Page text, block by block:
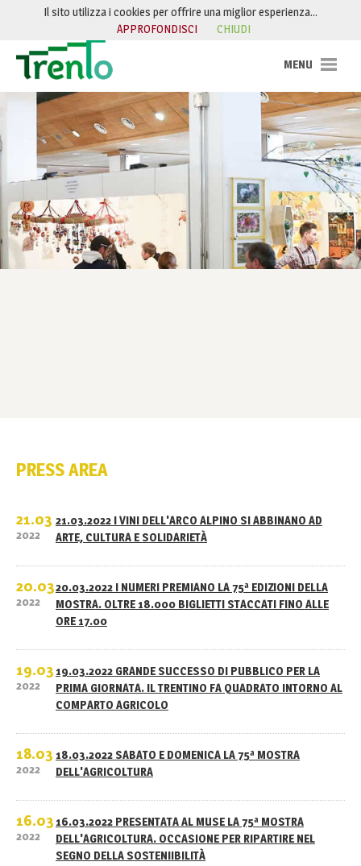
Salta al contenuto
PRESS AREA
21.03
2022
21.03.2022 I VINI DELL'ARCO ALPINO SI ABBINANO AD
ARTE, CULTURA E SOLIDARIETÀ
20.03
2022
20.03.2022 I NUMERI PREMIANO LA 75ª EDIZIONI DELLA
MOSTRA. OLTRE 18.000 BIGLIETTI STACCATI FINO ALLE
ORE 17.00
19.03
2022
19.03.2022 GRANDE SUCCESSO DI PUBBLICO PER LA
PRIMA GIORNATA. IL TRENTINO FA QUADRATO INTORNO AL
COMPARTO AGRICOLO
18.03
2022
18.03.2022 SABATO E DOMENICA LA 75ª MOSTRA
DELL'AGRICOLTURA
16.03
2022
16.03.2022 PRESENTATA AL MUSE LA 75ª MOSTRA
DELL'AGRICOLTURA. OCCASIONE PER RIPARTIRE NEL
SEGNO DELLA SOSTENIIBILITÀ
Il sito utilizza i cookies per offrire una miglior esperienza…
APPROFONDISCI
CHIUDI